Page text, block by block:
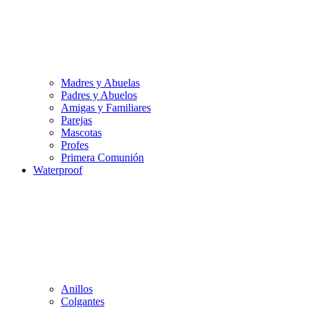
Madres y Abuelas
Padres y Abuelos
Amigas y Familiares
Parejas
Mascotas
Profes
Primera Comunión
Waterproof
Anillos
Colgantes